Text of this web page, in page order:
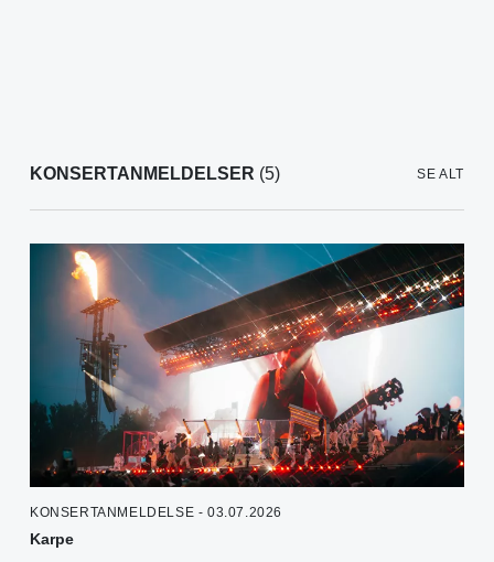
KONSERTANMELDELSER (5) SE ALT
KONSERTANMELDELSE - 03.07.2026
Karpe